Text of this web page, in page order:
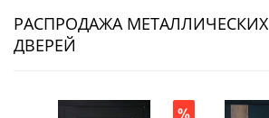
РАСПРОДАЖА МЕТАЛЛИЧЕСКИХ
ДВЕРЕЙ